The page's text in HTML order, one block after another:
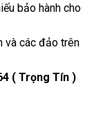
bảo hành cho
và các đảo trên
( Trọng Tín )